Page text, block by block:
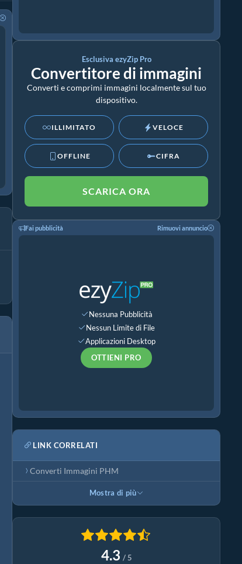
Esclusiva ezyZip Pro
Convertitore di immagini
Converti e comprimi immagini localmente sul tuo
dispositivo.
ILLIMITATO VELOCE
OFFLINE CIFRA
SCARICA ORA
Fai pubblicità Rimuovi annuncio
Nessuna Pubblicità
Nessun Limite di File
Applicazioni Desktop
OTTIENI PRO
LINK CORRELATI
Converti Immagini PHM
Mostra di più
4.3 / 5